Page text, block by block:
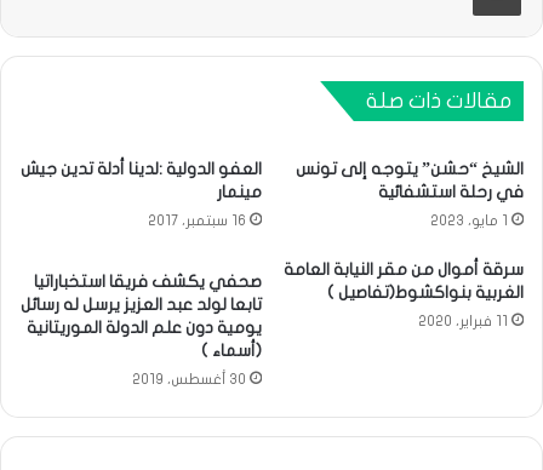
مقالات ذات صلة
الشيخ “حشن” يتوجه إلى تونس
في رحلة استشفائية
1 مايو، 2023
العفو الدولية :لدينا أدلة تدين جيش
مينمار
16 سبتمبر، 2017
سرقة أموال من مقر النيابة العامة
الغربية بنواكشوط(تفاصيل )
11 فبراير، 2020
صحفي يكشف فريقا استخباراتيا
تابعا لولد عبد العزيز يرسل له رسائل
يومية دون علم الدولة الموريتانية
(أسماء )
30 أغسطس، 2019